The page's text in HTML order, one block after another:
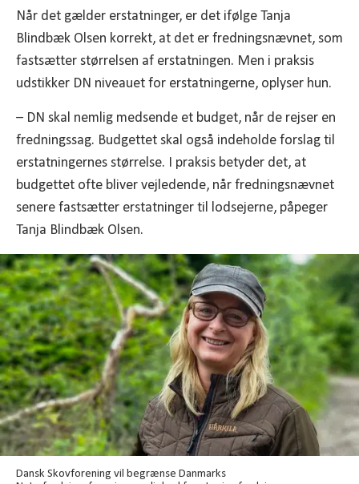
Når det gælder erstatninger, er det ifølge Tanja
Blindbæk Olsen korrekt, at det er fredningsnævnet, som
fastsætter størrelsen af erstatningen. Men i praksis
udstikker DN niveauet for erstatningerne, oplyser hun.
– DN skal nemlig medsende et budget, når de rejser en
fredningssag. Budgettet skal også indeholde forslag til
erstatningernes størrelse. I praksis betyder det, at
budgettet ofte bliver vejledende, når fredningsnævnet
senere fastsætter erstatninger til lodsejerne, påpeger
Tanja Blindbæk Olsen.
Dansk Skovforening vil begrænse Danmarks